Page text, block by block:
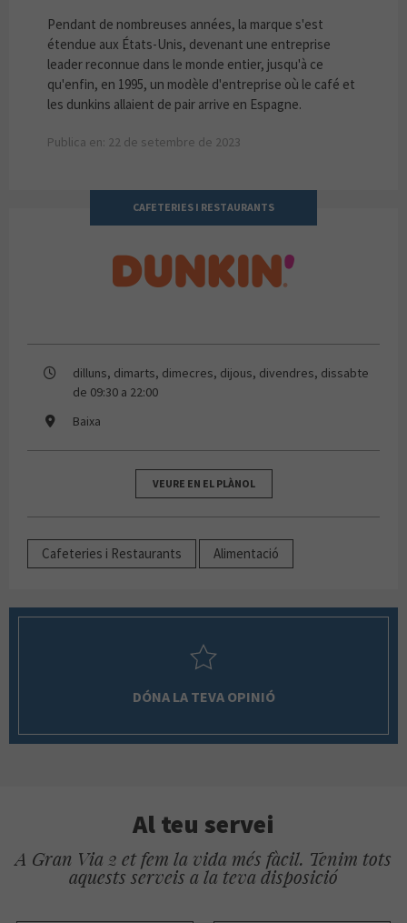
Pendant de nombreuses années, la marque s'est
étendue aux États-Unis, devenant une entreprise
leader reconnue dans le monde entier, jusqu'à ce
qu'enfin, en 1995, un modèle d'entreprise où le café et
les dunkins allaient de pair arrive en Espagne.
Publica en: 22 de setembre de 2023
CAFETERIES I RESTAURANTS
Dunkin Coffee
dilluns, dimarts, dimecres, dijous, divendres, dissabte
de 09:30 a 22:00
Baixa
VEURE EN EL PLÀNOL
Cafeteries i Restaurants Alimentació
DÓNA LA TEVA OPINIÓ
Al teu servei
A Gran Via 2 et fem la vida més fàcil. Tenim tots
aquests serveis a la teva disposició